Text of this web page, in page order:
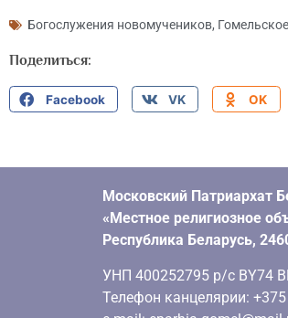
Богослужения новомучеников,
Поделиться:
Facebook VK OK
Московский Патриархат
«Местное религиозное
Республика Беларусь,
УНП 400252795 р/с BY74
Телефон канцелярии: